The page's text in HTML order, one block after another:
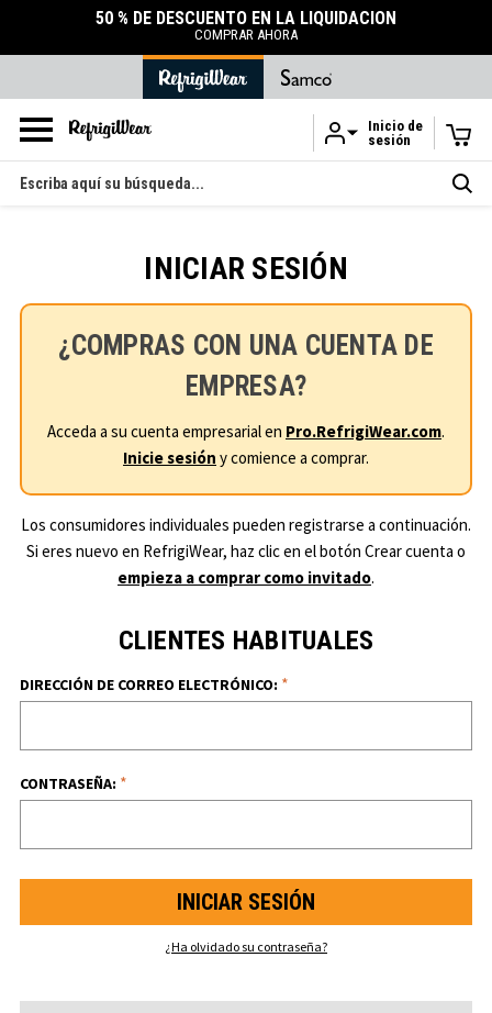
Ir al contenido principal
50 % DE DESCUENTO EN LA LIQUIDACIÓN
COMPRAR AHORA
Inicio de
sesión
Buscar
en
INICIAR SESIÓN
¿COMPRAS CON UNA CUENTA DE
EMPRESA?
Acceda a su cuenta empresarial en Pro.RefrigiWear.com.
Inicie sesión y comience a comprar.
Los consumidores individuales pueden registrarse a continuación.
Si eres nuevo en RefrigiWear, haz clic en el botón Crear cuenta o
empieza a comprar como invitado.
CLIENTES HABITUALES
DIRECCIÓN DE CORREO ELECTRÓNICO: *
CONTRASEÑA: *
¿Ha olvidado su contraseña?